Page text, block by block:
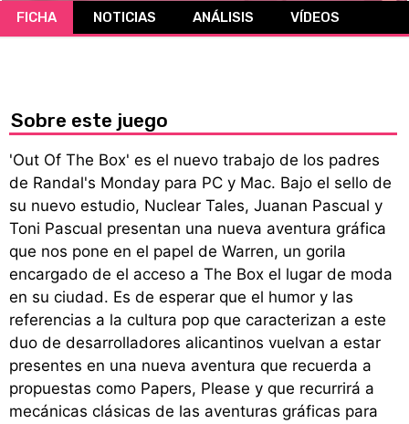
CÓMICS
FICHA NOTICIAS ANÁLISIS VÍDEOS
Sobre este juego
'Out Of The Box' es el nuevo trabajo de los padres
de Randal's Monday para PC y Mac. Bajo el sello de
su nuevo estudio, Nuclear Tales, Juanan Pascual y
Toni Pascual presentan una nueva aventura gráfica
que nos pone en el papel de Warren, un gorila
encargado de el acceso a The Box el lugar de moda
en su ciudad. Es de esperar que el humor y las
referencias a la cultura pop que caracterizan a este
duo de desarrolladores alicantinos vuelvan a estar
presentes en una nueva aventura que recuerda a
propuestas como Papers, Please y que recurrirá a
mecánicas clásicas de las aventuras gráficas para